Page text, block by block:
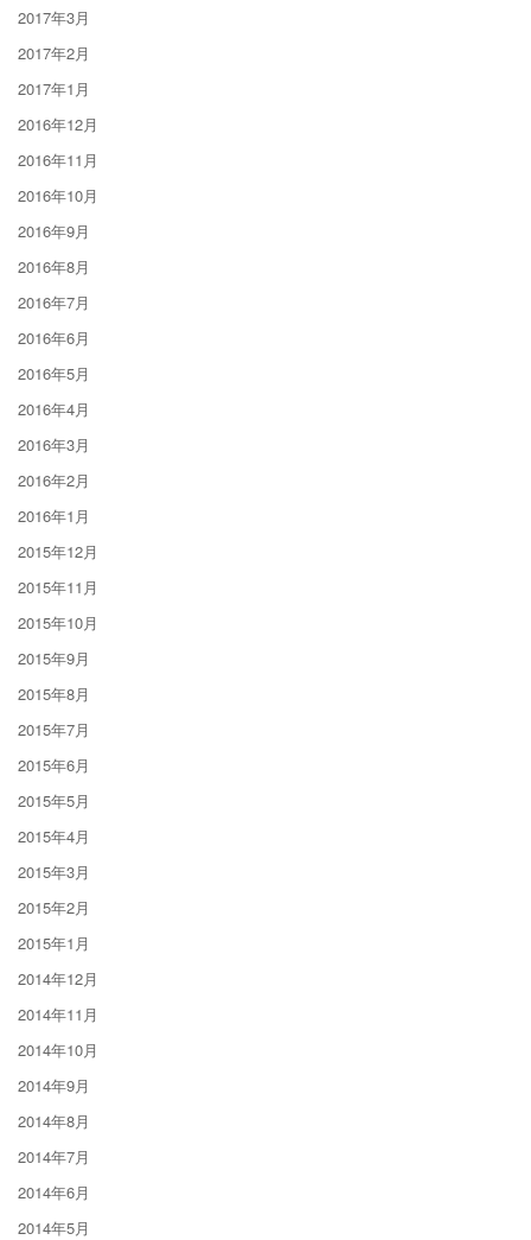
2017年3月
2017年2月
2017年1月
2016年12月
2016年11月
2016年10月
2016年9月
2016年8月
2016年7月
2016年6月
2016年5月
2016年4月
2016年3月
2016年2月
2016年1月
2015年12月
2015年11月
2015年10月
2015年9月
2015年8月
2015年7月
2015年6月
2015年5月
2015年4月
2015年3月
2015年2月
2015年1月
2014年12月
2014年11月
2014年10月
2014年9月
2014年8月
2014年7月
2014年6月
2014年5月